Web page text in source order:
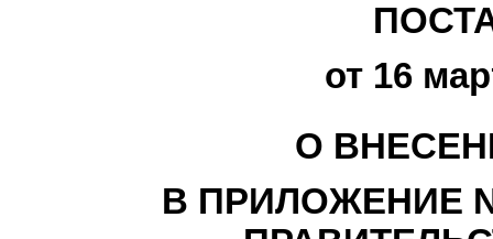
от 16
О
В ПРИЛОЖЕНИЕ